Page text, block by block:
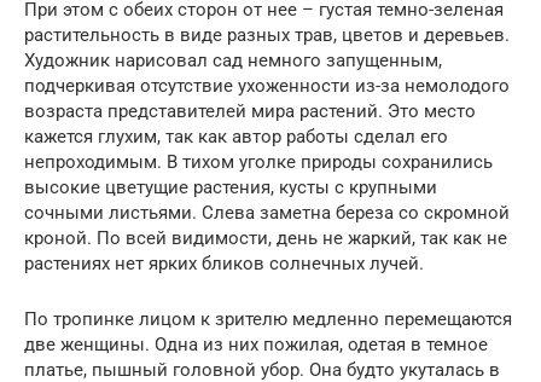
При этом с обеих сторон от нее – густая темно-зеленая
растительность в виде разных трав, цветов и деревьев.
Художник нарисовал сад немного запущенным,
подчеркивая отсутствие ухоженности из-за немолодого
возраста представителей мира растений. Это место
кажется глухим, так как автор работы сделал его
непроходимым. В тихом уголке природы сохранились
высокие цветущие растения, кусты с крупными
сочными листьями. Слева заметна береза со скромной
кроной. По всей видимости, день не жаркий, так как не
растениях нет ярких бликов солнечных лучей.
По тропинке лицом к зрителю медленно перемещаются
две женщины. Одна из них пожилая, одетая в темное
платье, пышный головной убор. Она будто укуталась в